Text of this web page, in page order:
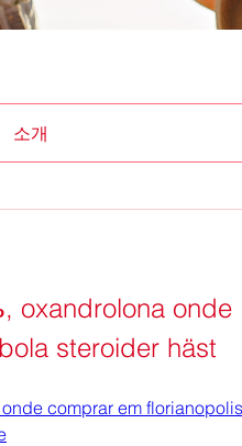
소개
oxandrolona onde
steroider häst
comprar em florianopolis